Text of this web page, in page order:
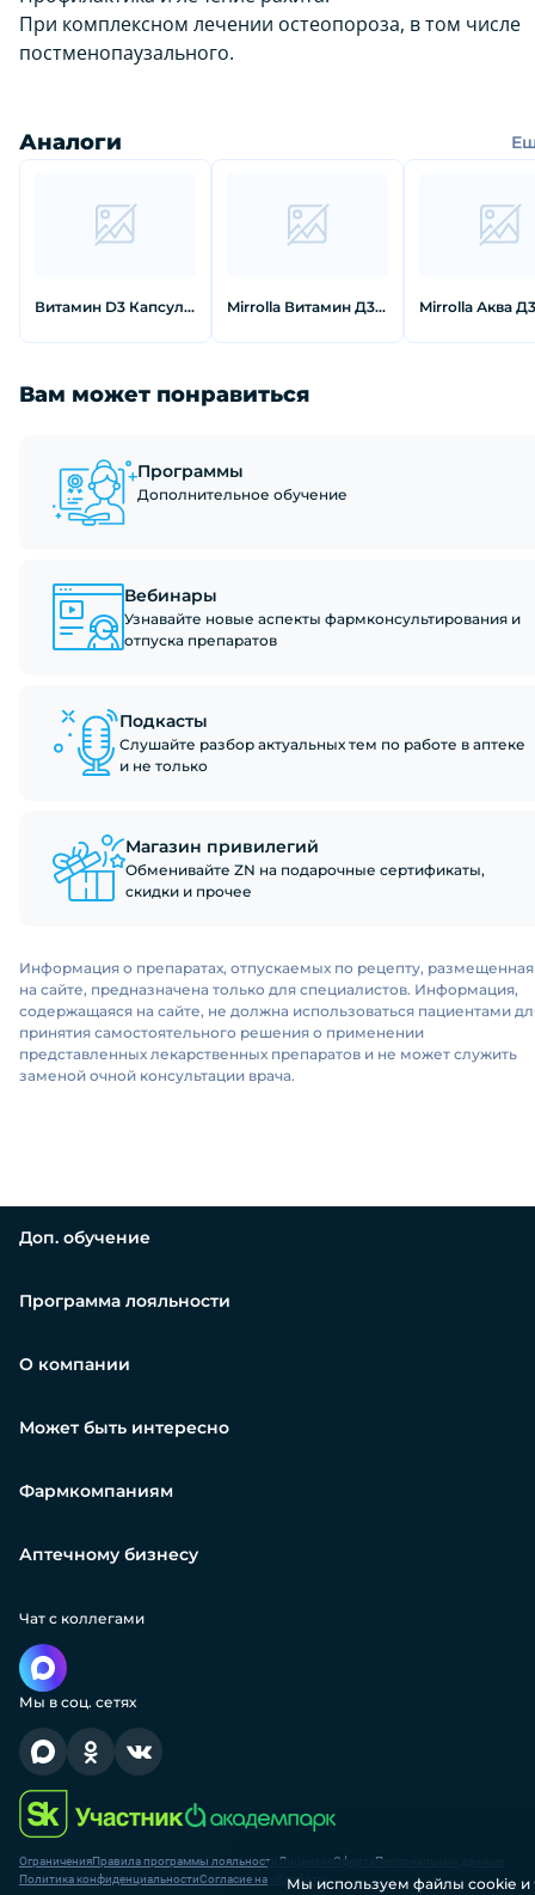
При комплексном лечении остеопороза, в том числе
постменопаузального.
Аналоги
Витамин D3 Капсулы 600 МЕ 120 шт Mirrolla Витамин Д3 Раствор масляный 10 мл
Вам может понравиться
Программы
Дополнительное обучение
Вебинары
Узнавайте новые аспекты фармконсультирования и
отпуска препаратов
Подкасты
Слушайте разбор актуальных тем по работе в аптеке
и не только
Магазин привилегий
Обменивайте ZN на подарочные сертификаты,
скидки и прочее
Информация о препаратах, отпускаемых по рецепту, размещенная
на сайте, предназначена только для специалистов. Информация,
содержащаяся на сайте, не должна использоваться пациентами
принятия самостоятельного решения о применении
представленных лекарственных препаратов и не может служить
заменой очной консультации врача.
Доп. обучение
Программа лояльности
О компании
Может быть интересно
Фармкомпаниям
Аптечному бизнесу
Чат с коллегами
Мы в соц. сетях
ОграниченияПравила программы лояльности Лицензия Оферта Персональные данные
Политика конфиденциальностиСогласие на обработкуМы используем файлы соokіе